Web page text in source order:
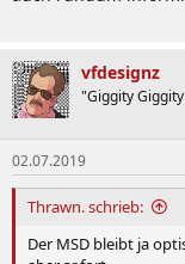
vfdesignz
"Giggity
02.07.2019
Thrawn. schrieb:
Der MSD bleibt ja